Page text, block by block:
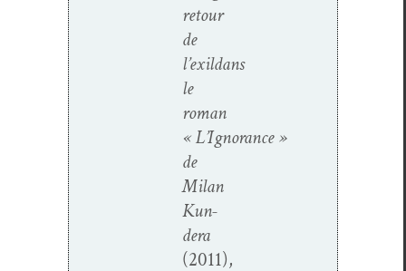
retour
de
l’exildans
le
roman
«L’Ignorance »
de
Milan
Kun­
dera
(2011),